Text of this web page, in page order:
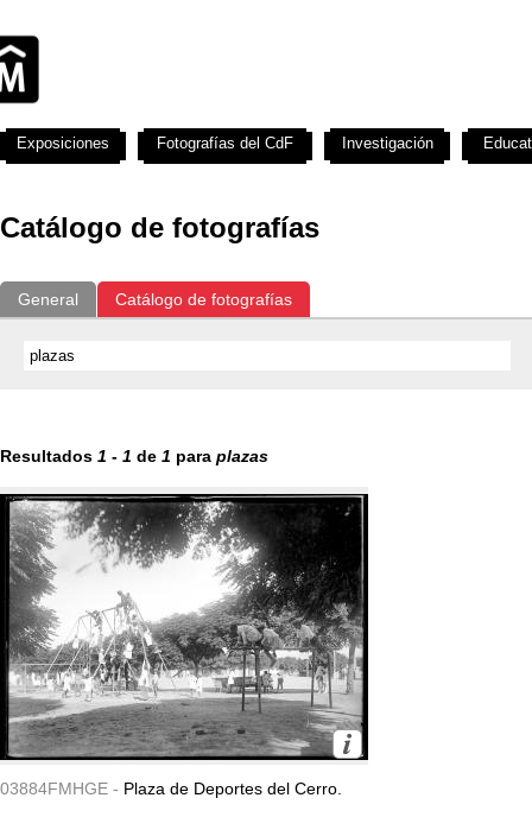
Catálogo de fotografías
General Catálogo de fotografías
Resultados 1 - 1 de 1 para plazas
03884FMHGE - Plaza de Deportes del Cerro.
Exposiciones Fotografías del CdF Investigación